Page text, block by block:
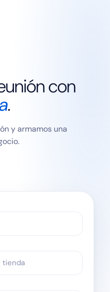
con
.
y armamos una